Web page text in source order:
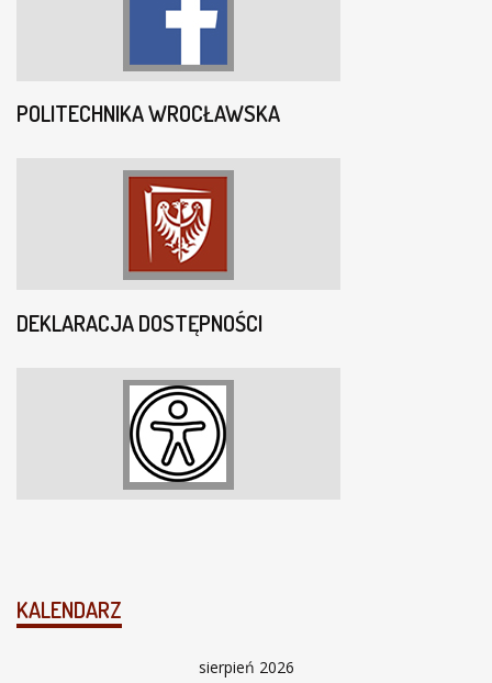
POLITECHNIKA WROCŁAWSKA
DEKLARACJA DOSTĘPNOŚCI
KALENDARZ
sierpień 2026